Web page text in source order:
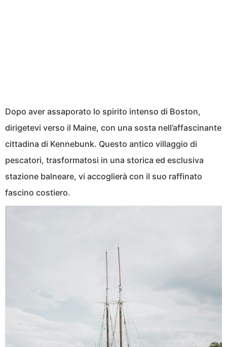
Dopo aver assaporato lo spirito intenso di Boston,
dirigetevi verso il Maine, con una sosta nell’affascinante
cittadina di Kennebunk. Questo antico villaggio di
pescatori, trasformatosi in una storica ed esclusiva
stazione balneare, vi accoglierà con il suo raffinato
fascino costiero.